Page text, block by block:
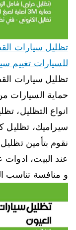
للسيارات تغييم
تظليل سيارات
حماية السيارات
انواع التظليل،
سيراميك، تظليل
عند البيت،
و منافسة تناسب